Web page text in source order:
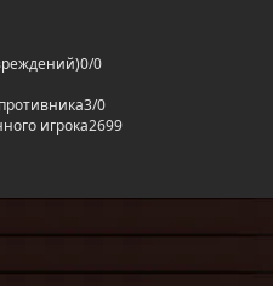
0/0
3/0
игрока2699